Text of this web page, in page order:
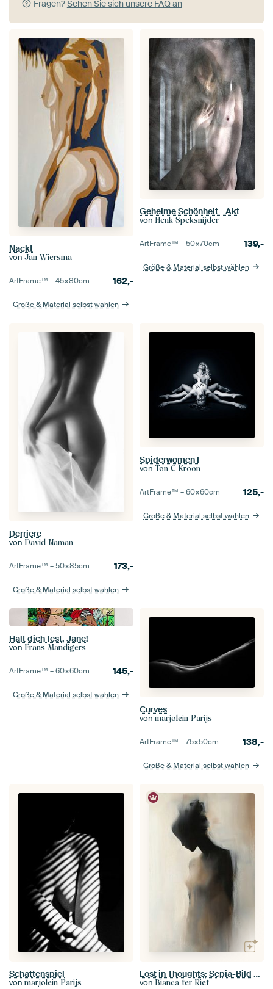
Fragen?Sehen Sie sich unsere FAQ an
Nackt
von Jan Wiersma
ArtFrame™ –45×80cm 162,-
Größe & Material selbst wählen
Geheime Schönheit - Akt
von Henk Speksnijder
ArtFrame™ –50×70cm 139,-
Größe & Material selbst wählen
Derriere
von David Naman
ArtFrame™ –50×85cm 173,-
Größe & Material selbst wählen
Spiderwomen I
von Ton C Kroon
ArtFrame™ –60×60cm 125,-
Größe & Material selbst wählen
Halt dich fest, Jane!
von Frans Mandigers
ArtFrame™ –60×60cm 145,-
Größe & Material selbst wählen
Curves
von marjolein Parijs
ArtFrame™ –75×50cm 138,-
Größe & Material selbst wählen
Schattenspiel
von marjolein Parijs
Lost in Thoughts; Sepia-Bild einer Frau in Schwarz-Weiß und Sepia
von Bianca ter Riet